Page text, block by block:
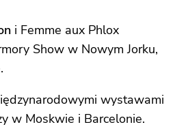
i Femme aux Phlox
Show w Nowym Jorku,
wystawami
w Moskwie i Barcelonie.